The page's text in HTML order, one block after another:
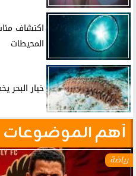
اكتشاف
المحيطات
خيار البحر
آهم الموضوعات
رياضة